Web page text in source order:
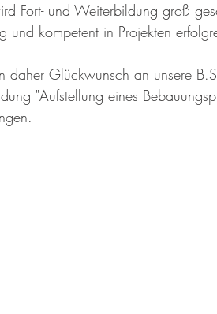
Fort- und Weiterbildung groß
und kompetent in Projekten
daher Glückwunsch an unsere
"Aufstellung eines